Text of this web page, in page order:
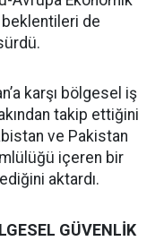
de
karşı bölgesel iş
takip ettiğini
ve Pakistan
içeren bir
aktardı.
GÜVENLİK